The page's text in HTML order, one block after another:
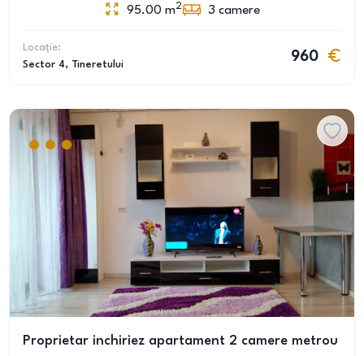
95.00 m2 3 camere
Locație:
Sector 4, Tineretului
960
Proprietar inchiriez apartament 2 camere metrou